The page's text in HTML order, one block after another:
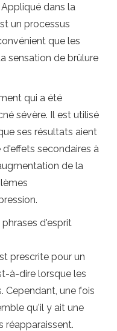
dans la
un processus
que les
sensation de brûlure
qui a été
sévère. Il est utilisé
ses résultats aient
d'effets secondaires à
de la
d'esprit
prescrite pour un
à-dire lorsque les
Cependant, une fois
qu'il y ait une
réapparaissent.